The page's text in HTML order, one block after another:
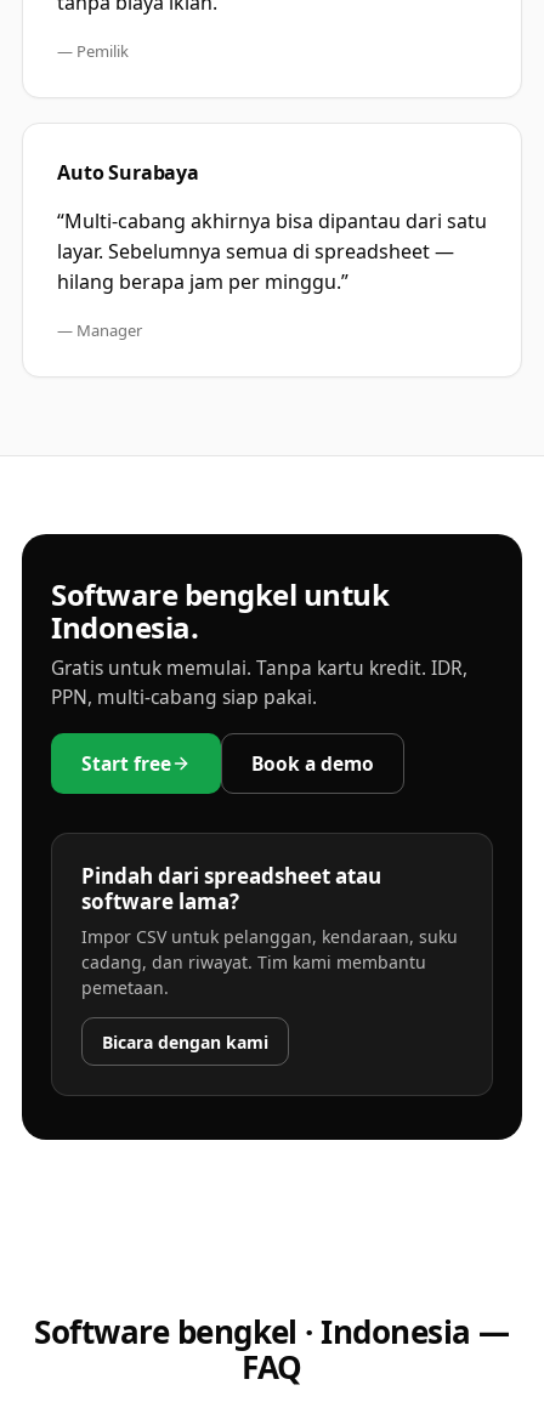
— Pemilik
Auto Surabaya
“Multi-cabang akhirnya bisa dipantau dari satu
layar. Sebelumnya semua di spreadsheet —
hilang berapa jam per minggu.”
— Manager
Software bengkel untuk
Indonesia.
Gratis untuk memulai. Tanpa kartu kredit. IDR,
PPN, multi-cabang siap pakai.
Start free Book a demo
Pindah dari spreadsheet atau
software lama?
Impor CSV untuk pelanggan, kendaraan, suku
cadang, dan riwayat. Tim kami membantu
pemetaan.
Bicara dengan kami
Software bengkel · Indonesia —
FAQ